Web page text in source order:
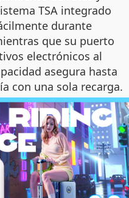
TSA integrado
durante
que su puerto
electrónicos al
asegura hasta
con una sola recarga.